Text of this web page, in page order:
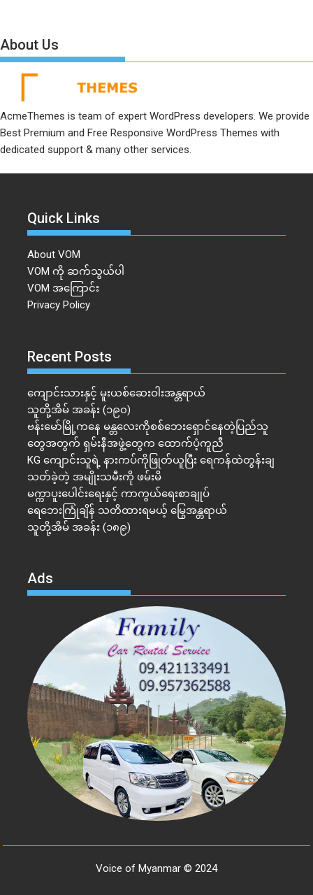
About Us
AcmeThemes is team of expert WordPress developers. We provide
Best Premium and Free Responsive WordPress Themes with
dedicated support & many other services.
Quick Links
About VOM
VOM ကို ဆက်သွယ်ပါ
VOM အကြောင်း
Privacy Policy
Recent Posts
ကျောင်းသားနှင့် မူးယစ်ဆေးဝါးအန္တရာယ်
သူတို့အိမ် အခန်း (၁၉၀)
ဗန်းမော်မြို့ကနေ မန္တလေးကိုစစ်ဘေးရှောင်နေတဲ့ပြည်သူ
တွေအတွက် ရှမ်းနီအဖွဲ့တွေက ထောက်ပံ့ကူညီ
KG ကျောင်းသူရဲ့ နားကပ်ကိုဖြုတ်ယူပြီး ရေကန်ထဲတွန်းချ
သတ်ခဲ့တဲ့ အမျိုးသမီးကို ဖမ်းမိ
မက္ကာပူးပေါင်းရေးနှင့် ကာကွယ်ရေးစာချုပ်
ရေဘေးကြုံချိန် သတိထားရမယ့် မြွေအန္တရာယ်
သူတို့အိမ် အခန်း (၁၈၉)
Ads
Voice of Myanmar © 2024